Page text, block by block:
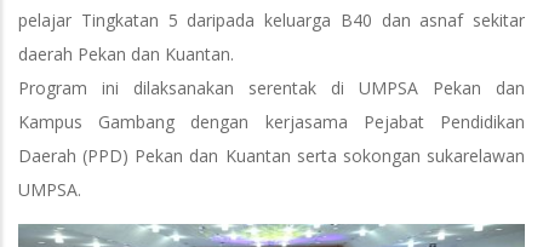
pelajar Tingkatan 5 daripada keluarga B40 dan asnaf sekitar
daerah Pekan dan Kuantan.
Program ini dilaksanakan serentak di UMPSA Pekan dan
Kampus Gambang dengan kerjasama Pejabat Pendidikan
Daerah (PPD) Pekan dan Kuantan serta sokongan sukarelawan
UMPSA.